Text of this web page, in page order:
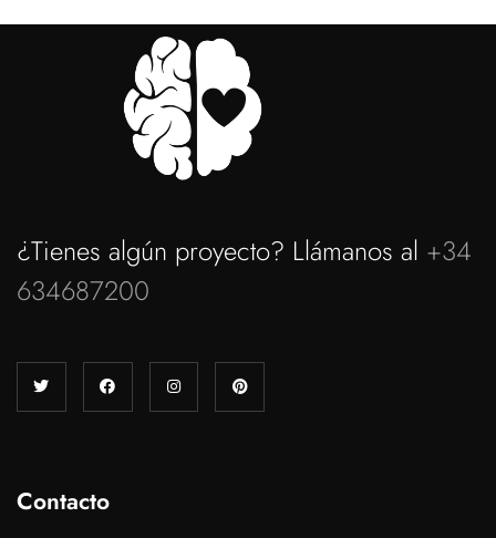
¿Tienes algún proyecto? Llámanos al +34
634687200
Contacto